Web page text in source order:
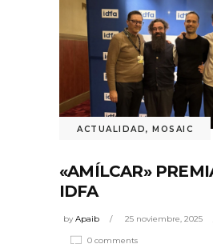
ACTUALIDAD, MOSAIC
«AMÍLCAR»
IDFA
byApaib 25 noviembre, 2025
0 comments